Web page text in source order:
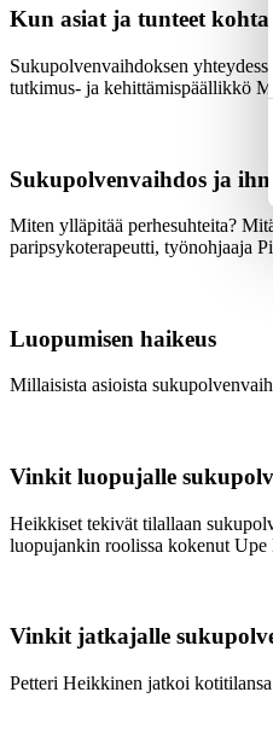
Kun asiat ja tunteet
Sukupolvenvaihdoksen
tutkimus- ja kehittämispäällikkö
Sukupolvenvaihdos ja
Miten ylläpitää perhesuhteita?
paripsykoterapeutti, työnohjaaja
Luopumisen haikeus
Millaisista asioista
Vinkit luopujalle
Heikkiset tekivät tilallaan
luopujankin roolissa kokenut
Vinkit jatkajalle
Petteri Heikkinen jatkoi